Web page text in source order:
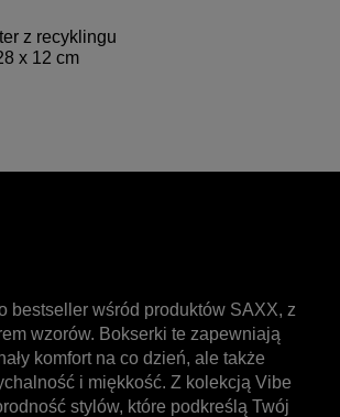
z recyklingu
x 12 cm
bestseller wśród produktów SAXX, z
wzorów. Bokserki te zapewniają
komfort na co dzień, ale także
i miękkość. Z kolekcją Vibe
stylów, które podkreślą Twój